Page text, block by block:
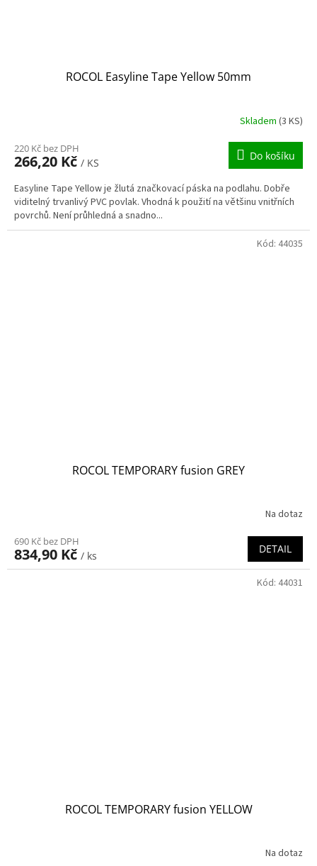
ROCOL Easyline Tape Yellow 50mm
Skladem (3 KS)
220 Kč bez DPH
266,20 Kč / KS
Do košíku
Easyline Tape Yellow je žlutá značkovací páska na podlahu. Dobře
viditelný trvanlivý PVC povlak. Vhodná k použití na většinu vnitřních
povrchů. Není průhledná a snadno...
ROCOL TEMPORARY fusion GREY
Na dotaz
690 Kč bez DPH
834,90 Kč / ks
DETAIL
Kód: 44035
ROCOL TEMPORARY fusion YELLOW
Na dotaz
Kód: 44031